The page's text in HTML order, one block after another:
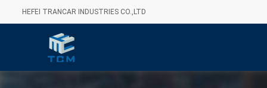
HEFEI TRANCAR INDUSTRIES CO.,LTD